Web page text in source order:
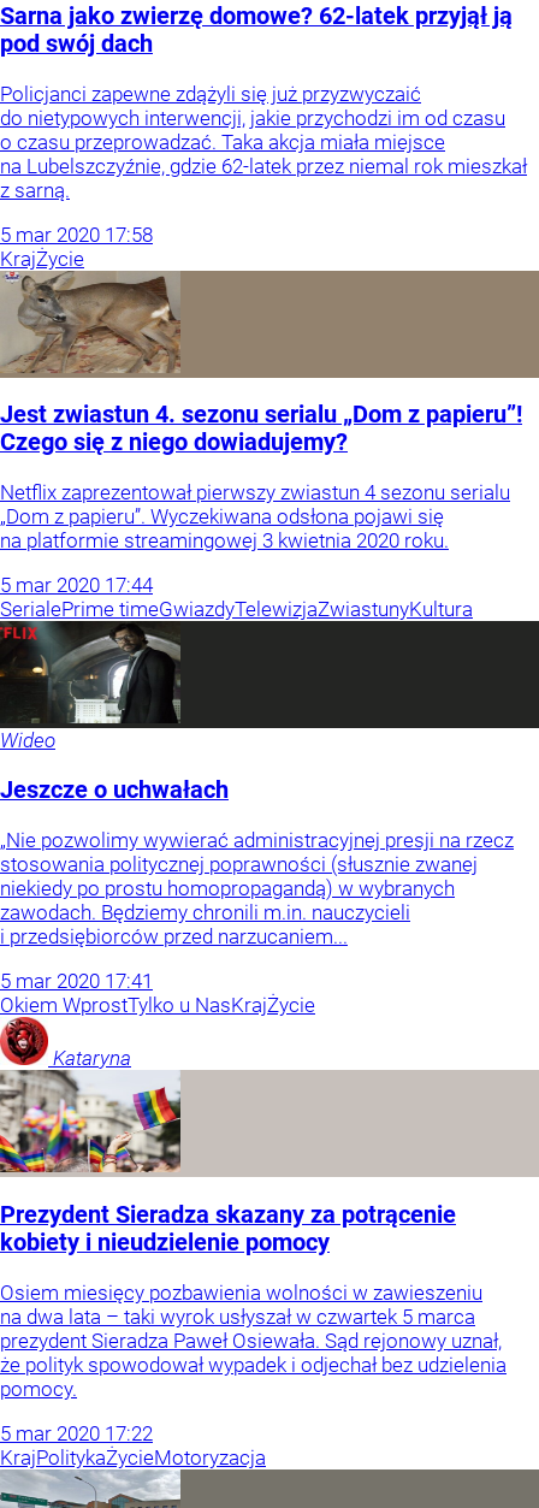
Sarna jako zwierzę domowe? 62-latek przyjął ją
pod swój dach
Policjanci zapewne zdążyli się już przyzwyczaić
do nietypowych interwencji, jakie przychodzi im od czasu
o czasu przeprowadzać. Taka akcja miała miejsce
na Lubelszczyźnie, gdzie 62-latek przez niemal rok mieszkał
z sarną.
5 mar 2020 17:58
KrajŻycie
Jest zwiastun 4. sezonu serialu „Dom z papieru”!
Czego się z niego dowiadujemy?
Netflix zaprezentował pierwszy zwiastun 4 sezonu serialu
„Dom z papieru”. Wyczekiwana odsłona pojawi się
na platformie streamingowej 3 kwietnia 2020 roku.
5 mar 2020 17:44
SerialePrime timeGwiazdyTelewizjaZwiastunyKultura
Wideo
Jeszcze o uchwałach
„Nie pozwolimy wywierać administracyjnej presji na rzecz
stosowania politycznej poprawności (słusznie zwanej
niekiedy po prostu homopropagandą) w wybranych
zawodach. Będziemy chronili m.in. nauczycieli
i przedsiębiorców przed narzucaniem...
5 mar 2020 17:41
Okiem WprostTylko u NasKrajŻycie
Kataryna
Prezydent Sieradza skazany za potrącenie
kobiety i nieudzielenie pomocy
Osiem miesięcy pozbawienia wolności w zawieszeniu
na dwa lata – taki wyrok usłyszał w czwartek 5 marca
prezydent Sieradza Paweł Osiewała. Sąd rejonowy uznał,
że polityk spowodował wypadek i odjechał bez udzielenia
pomocy.
5 mar 2020 17:22
KrajPolitykaŻycieMotoryzacja